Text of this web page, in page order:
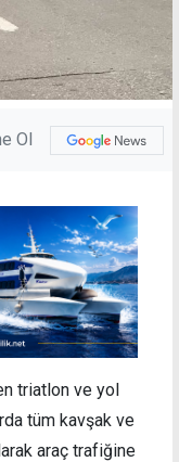
Ol
triatlon ve yol
tüm kavşak ve
araç trafiğine